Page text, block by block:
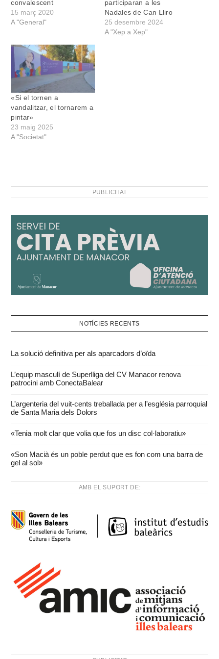
convalescent
15 març 2020
A "General"
participaran a les
Nadales de Can Lliro
25 desembre 2024
A "Xep a Xep"
«Si el tornen a
vandalitzar, el tornarem a
pintar»
23 maig 2025
A "Societat"
PUBLICITAT
NOTÍCIES RECENTS
La solució definitiva per als aparcadors d’oïda
L’equip masculí de Superlliga del CV Manacor renova
patrocini amb ConectaBalear
L’argenteria del vuit-cents treballada per a l’església parroquial
de Santa Maria dels Dolors
«Tenia molt clar que volia que fos un disc col·laboratiu»
«Son Macià és un poble perdut que es fon com una barra de
gel al sol»
AMB EL SUPORT DE: